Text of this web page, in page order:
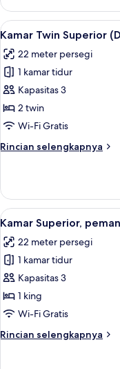
Kamar
Superior,
pemandangan
(Dash)
Lihat
semua
foto
untuk
Kamar
Twin
Superior
5
Kamar Twin Superior
22 meter persegi
1 kamar tidur
Kapasitas 3
2 twin
Wi-Fi Gratis
Rincian selengkapnya
Rincian
Kamar
Twin
Superior
Lihat
semua
foto
untuk
Kamar
Superior,
pemandangan
renang
8
Kamar Superior,
22 meter persegi
1 kamar tidur
Kapasitas 3
1 king
Wi-Fi Gratis
Rincian selengkapnya
Rincian